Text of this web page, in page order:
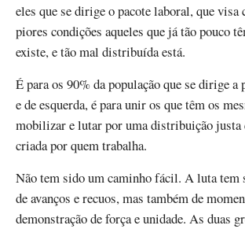
eles que se dirige o pacote laboral, que visa
piores condições aqueles que já tão pouco
existe, e tão mal distribuída está.
É para os 90% da população que se dirige
e de esquerda, é para unir os que têm os
mobilizar e lutar por uma distribuição justa
criada por quem trabalha.
Não tem sido um caminho fácil. A luta tem
de avanços e recuos, mas também de
demonstração de força e unidade. As duas